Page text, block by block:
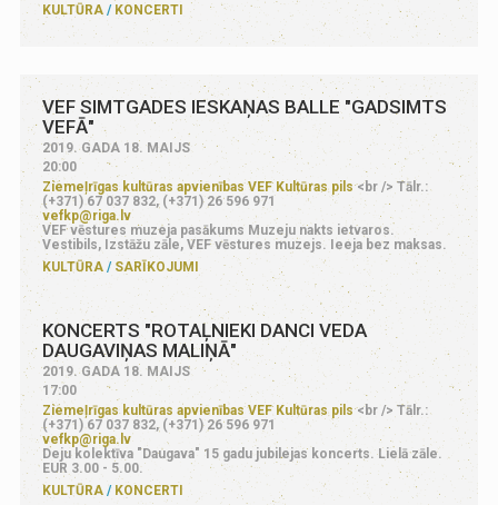
KULTŪRA
KONCERTI
VEF SIMTGADES IESKAŅAS BALLE "GADSIMTS
VEFĀ"
2019. GADA 18. MAIJS
20:00
Ziemeļrīgas kultūras apvienības VEF Kultūras pils<br /> Tālr.:
(+371) 67 037 832, (+371) 26 596 971
vefkp@riga.lv
VEF vēstures muzeja pasākums Muzeju nakts ietvaros.
Vestibils, Izstāžu zāle, VEF vēstures muzejs. Ieeja bez maksas.
KULTŪRA
SARĪKOJUMI
KONCERTS "ROTAĻNIEKI DANCI VEDA
DAUGAVIŅAS MALIŅĀ"
2019. GADA 18. MAIJS
17:00
Ziemeļrīgas kultūras apvienības VEF Kultūras pils<br /> Tālr.:
(+371) 67 037 832, (+371) 26 596 971
vefkp@riga.lv
Deju kolektīva "Daugava" 15 gadu jubilejas koncerts. Lielā zāle.
EUR 3.00 - 5.00.
KULTŪRA
KONCERTI